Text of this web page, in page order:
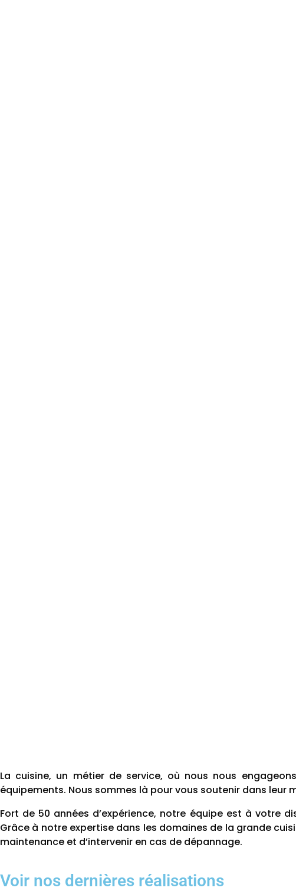
La cuisine, un métier de service, où nous nous
équipements. Nous sommes là pour vous soutenir dans
Fort de 50 années d’expérience, notre équipe est à votre
Grâce à notre expertise dans les domaines de la grande
maintenance et d’intervenir en cas de dépannage.
Voir nos dernières réalisations